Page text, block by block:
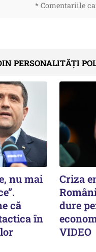
* Comentariile
PERSONALITĂȚI
nu mai
că
în
Criza
dure
VIDEO